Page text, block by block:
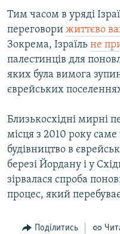
Тим часом в уряді
переговори життєво
Зокрема, Ізраїль не
палестинців для
яких була вимога
єврейських
Близькосхідні мирні
місця з 2010 року
будівництво в
березі Йордану і у
зірвалася спроба
процес, який
Поділитись